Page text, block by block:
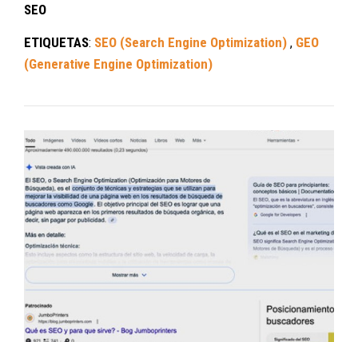
SEO
ETIQUETAS: SEO (Search Engine Optimization) , GEO
(Generative Engine Optimization)